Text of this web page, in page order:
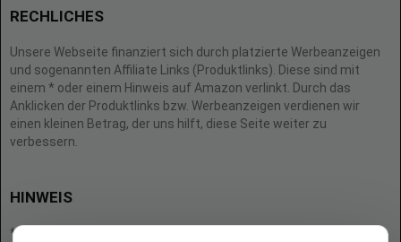
RECHLICHES
Unsere Webseite finanziert sich durch platzierte Werbeanzeigen
und sogenannten Affiliate Links (Produktlinks). Diese sind mit
einem * oder einem Hinweis auf Amazon verlinkt. Durch das
Anklicken der Produktlinks bzw. Werbeanzeigen verdienen wir
einen kleinen Betrag, der uns hilft, diese Seite weiter zu
verbessern.
HINWEIS
* = Afilliate-Link (=Werbung)